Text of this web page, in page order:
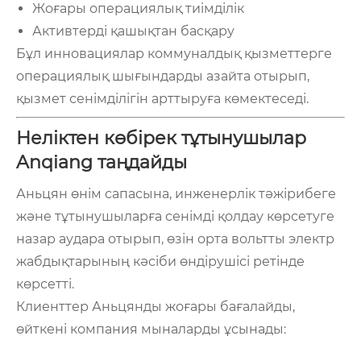
Жоғары операциялық тиімділік
Активтерді қашықтан басқару
Бұл инновациялар коммуналдық қызметтерге
операциялық шығындарды азайта отырып,
қызмет сенімділігін арттыруға көмектеседі.
Неліктен көбірек тұтынушылар
Anqiang таңдайды
Аньцян өнім сапасына, инженерлік тәжірибеге
және тұтынушыларға сенімді қолдау көрсетуге
назар аудара отырып, өзін орта вольтты электр
жабдықтарының кәсіби өндірушісі ретінде
көрсетті.
Клиенттер Аньцянды жоғары бағалайды,
өйткені компания мыналарды ұсынады: